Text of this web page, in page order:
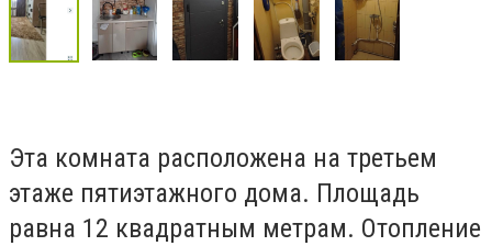
Эта комната расположена на третьем
этаже пятиэтажного дома. Площадь
равна 12 квадратным метрам. Отопление